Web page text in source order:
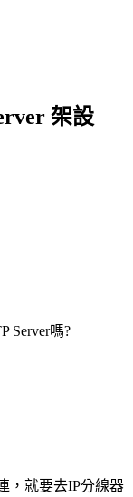
架設
Server嗎?
，就要去IP分線器